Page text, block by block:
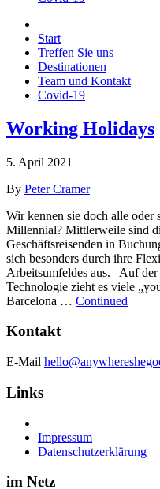
Start
Treffen Sie uns
Destinationen
Team und Kontakt
Covid-19
Working Holidays
5. April 2021
By Peter Cramer
Wir kennen sie doch alle oder
Millennial? Mittlerweile sind
Geschäftsreisenden in
sich besonders durch ihre
Arbeitsumfeldes aus. Auf der
Technologie zieht es viele
Barcelona … Continued
Kontakt
E-Mail
Links
Impressum
Datenschutzerklärung
im Netz